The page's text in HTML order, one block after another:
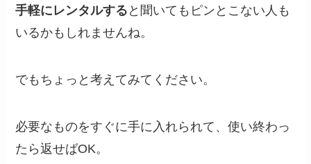
手軽にレンタルする と聞いてもピンとこない人も
いるかもしれませんね。
でもちょっと考えてみてください。
必要なものをすぐに手に入れられて、使い終わっ
たら返せばOK。